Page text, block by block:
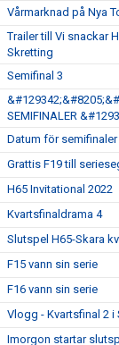
Vårmarknad på Nya
Trailer till Vi snackar
Skretting
Semifinal 3
SEMIFINALER
Datum för semifinaler
Grattis F19 till
H65 Invitational 2022
Kvartsfinaldrama 4
Slutspel H65-Skara
F15 vann sin serie
F16 vann sin serie
Vlogg - Kvartsfinal 2 i
Imorgon startar